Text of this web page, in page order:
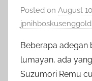
Posted on August
Beberapa adegan
lumayan, ada
Suzumori Remu